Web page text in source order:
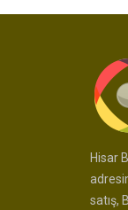
Hisar
satış,